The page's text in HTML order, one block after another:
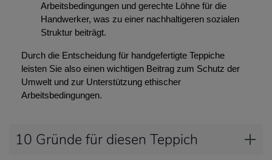
Arbeitsbedingungen und gerechte Löhne für die
Handwerker, was zu einer nachhaltigeren sozialen
Struktur beiträgt.
Durch die Entscheidung für handgefertigte Teppiche
leisten Sie also einen wichtigen Beitrag zum Schutz der
Umwelt und zur Unterstützung ethischer
Arbeitsbedingungen.
10 Gründe für diesen Teppich